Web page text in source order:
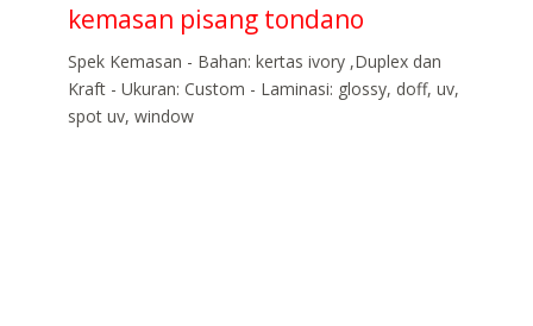
kemasan pisang tondano
Spek Kemasan - Bahan: kertas ivory ,Duplex dan
Kraft - Ukuran: Custom - Laminasi: glossy, doff, uv,
spot uv, window